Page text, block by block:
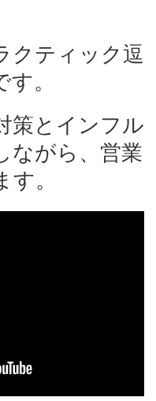
クティック逗
。
策とインフル
ながら、営業
。